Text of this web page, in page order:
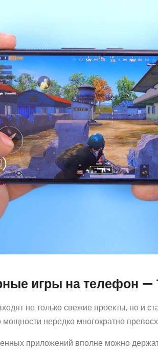
игры на телефон —
не только свежие проекты, но и
нередко многократно
приложений вполне можно